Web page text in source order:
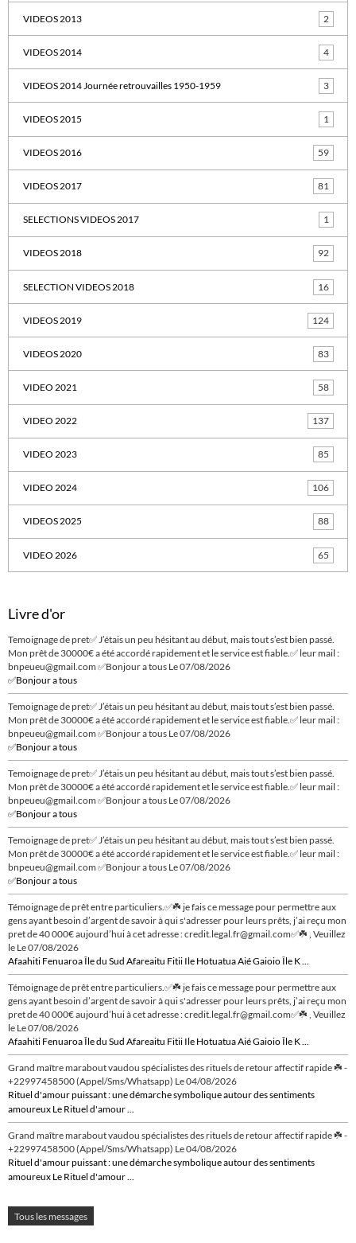
VIDEOS 2013 2
VIDEOS 2014 4
VIDEOS 2014 Journée retrouvailles 1950-1959 3
VIDEOS 2015 1
VIDEOS 2016 59
VIDEOS 2017 81
SELECTIONS VIDEOS 2017 1
VIDEOS 2018 92
SELECTION VIDEOS 2018 16
VIDEOS 2019 124
VIDEOS 2020 83
VIDEO 2021 58
VIDEO 2022 137
VIDEO 2023 85
VIDEO 2024 106
VIDEOS 2025 88
VIDEO 2026 65
Livre d'or
Temoignage de pret✅ J’étais un peu hésitant au début, mais tout s’est bien passé.
Mon prêt de 30000€ a été accordé rapidement et le service est fiable.✅ leur mail :
bnpeueu@gmail.com ✅Bonjour a tous Le 07/08/2026
✅Bonjour a tous
Temoignage de pret✅ J’étais un peu hésitant au début, mais tout s’est bien passé.
Mon prêt de 30000€ a été accordé rapidement et le service est fiable.✅ leur mail :
bnpeueu@gmail.com ✅Bonjour a tous Le 07/08/2026
✅Bonjour a tous
Temoignage de pret✅ J’étais un peu hésitant au début, mais tout s’est bien passé.
Mon prêt de 30000€ a été accordé rapidement et le service est fiable.✅ leur mail :
bnpeueu@gmail.com ✅Bonjour a tous Le 07/08/2026
✅Bonjour a tous
Temoignage de pret✅ J’étais un peu hésitant au début, mais tout s’est bien passé.
Mon prêt de 30000€ a été accordé rapidement et le service est fiable.✅ leur mail :
bnpeueu@gmail.com ✅Bonjour a tous Le 07/08/2026
✅Bonjour a tous
Témoignage de prêt entre particuliers.✅☘️ je fais ce message pour permettre aux
gens ayant besoin d’argent de savoir à qui s'adresser pour leurs prêts, j’ai reçu mon
pret de 40 000€ aujourd’hui à cet adresse : credit.legal.fr@gmail.com✅☘️ , Veuillez
le Le 07/08/2026
Afaahiti Fenuaroa Île du Sud Afareaitu Fitii Ile Hotuatua Aié Gaioio Île K ...
Témoignage de prêt entre particuliers.✅☘️ je fais ce message pour permettre aux
gens ayant besoin d’argent de savoir à qui s'adresser pour leurs prêts, j’ai reçu mon
pret de 40 000€ aujourd’hui à cet adresse : credit.legal.fr@gmail.com✅☘️ , Veuillez
le Le 07/08/2026
Afaahiti Fenuaroa Île du Sud Afareaitu Fitii Ile Hotuatua Aié Gaioio Île K ...
Grand maître marabout vaudou spécialistes des rituels de retour affectif rapide ☘️ -
+22997458500 (Appel/Sms/Whatsapp) Le 04/08/2026
Rituel d'amour puissant : une démarche symbolique autour des sentiments
amoureux Le Rituel d'amour ...
Grand maître marabout vaudou spécialistes des rituels de retour affectif rapide ☘️ -
+22997458500 (Appel/Sms/Whatsapp) Le 04/08/2026
Rituel d'amour puissant : une démarche symbolique autour des sentiments
amoureux Le Rituel d'amour ...
Tous les messages